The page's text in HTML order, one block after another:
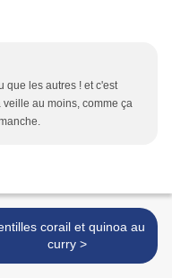
que les autres ! et c'est
au moins, comme ça
corail et quinoa au
curry >